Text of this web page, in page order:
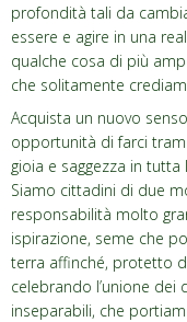
profondità tali da
essere e agire in una
qualche cosa di più
che solitamente
Acquista un nuovo
opportunità di farci
gioia e saggezza in
Siamo cittadini di due
responsabilità molto
ispirazione, seme che
terra affinché, protetto
celebrando l’unione
inseparabili, che